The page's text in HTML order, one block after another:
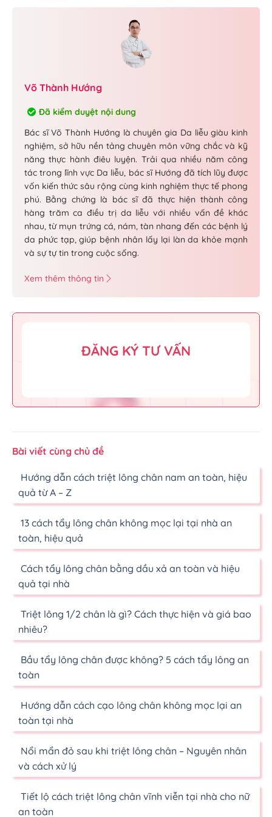
Võ Thành Hướng
Đã kiểm duyệt nội dung
Bác sĩ Võ Thành Hướng là chuyên gia Da liễu giàu kinh
nghiệm, sở hữu nền tảng chuyên môn vững chắc và kỹ
năng thực hành điêu luyện. Trải qua nhiều năm công
tác trong lĩnh vực Da liễu, bác sĩ Hướng đã tích lũy được
vốn kiến thức sâu rộng cùng kinh nghiệm thực tế phong
phú. Bằng chứng là bác sĩ đã thực hiện thành công
hàng trăm ca điều trị da liễu với nhiều vấn đề khác
nhau, từ mụn trứng cá, nám, tàn nhang đến các bệnh lý
da phức tạp, giúp bệnh nhân lấy lại làn da khỏe mạnh
và sự tự tin trong cuộc sống.
Xem thêm thông tin
ĐĂNG KÝ TƯ VẤN
Bài viết cùng chủ đề
Hướng dẫn cách triệt lông chân nam an toàn, hiệu
quả từ A – Z
13 cách tẩy lông chân không mọc lại tại nhà an
toàn, hiệu quả
Cách tẩy lông chân bằng dầu xả an toàn và hiệu
quả tại nhà
Triệt lông 1/2 chân là gì? Cách thực hiện và giá bao
nhiêu?
Bầu tẩy lông chân được không? 5 cách tẩy lông an
toàn
Hướng dẫn cách cạo lông chân không mọc lại an
toàn tại nhà
Nổi mẩn đỏ sau khi triệt lông chân – Nguyên nhân
và cách xử lý
Tiết lộ cách triệt lông chân vĩnh viễn tại nhà cho nữ
an toàn